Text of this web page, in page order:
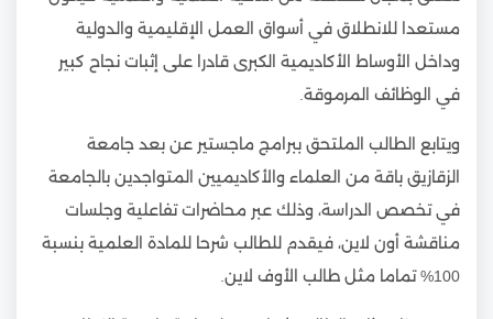
مستعدا للانطلاق في أسواق العمل الإقليمية والدولية
وداخل الأوساط الأكاديمية الكبرى قادرا على إثبات نجاح كبير
في الوظائف المرموقة.
ويتابع الطالب الملتحق ببرامج ماجستير عن بعد جامعة
الزقازيق باقة من العلماء والأكاديميين المتواجدين بالجامعة
في تخصص الدراسة، وذلك عبر محاضرات تفاعلية وجلسات
مناقشة أون لاين، فيقدم للطالب شرحا للمادة العلمية بنسبة
100% تماما مثل طالب الأوف لاين.